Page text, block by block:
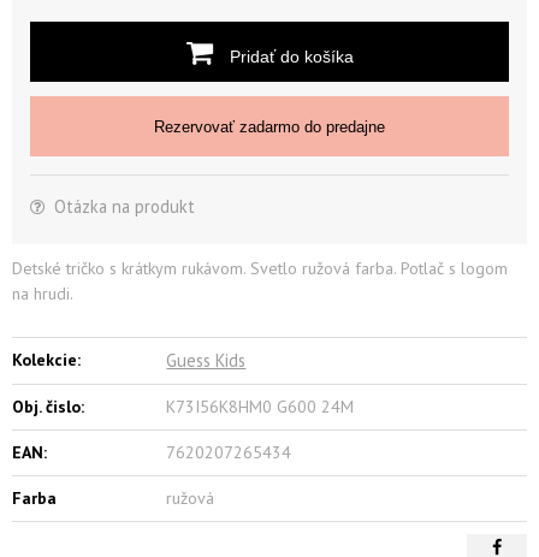
Pridať do košíka
Rezervovať zadarmo do predajne
Otázka na produkt
Detské tričko s krátkym rukávom. Svetlo ružová farba. Potlač s logom
na hrudi.
Kolekcie: Guess Kids
Obj. čislo: K73I56K8HM0 G600 24M
EAN: 7620207265434
Farba ružová